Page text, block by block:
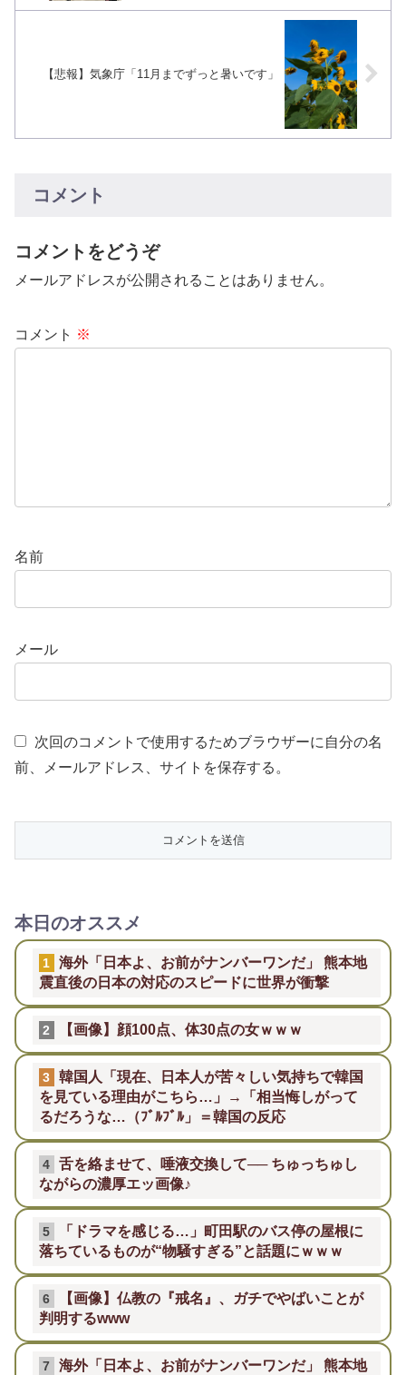
【悲報】気象庁「11月までずっと暑いです」
コメント
コメントをどうぞ
メールアドレスが公開されることはありません。
コメント ※
名前
メール
次回のコメントで使用するためブラウザーに自分の名
前、メールアドレス、サイトを保存する。
本日のオススメ
1
海外「日本よ、お前がナンバーワンだ」 熊本地
震直後の日本の対応のスピードに世界が衝撃
2 【画像】顔100点、体30点の女ｗｗｗ
3
韓国人「現在、日本人が苦々しい気持ちで韓国
を見ている理由がこちら…」→「相当悔しがって
るだろうな…（ﾌﾞﾙﾌﾞﾙ」＝韓国の反応
4
舌を絡ませて、唾液交換して── ちゅっちゅし
ながらの濃厚エッ画像♪
5
「ドラマを感じる…」町田駅のバス停の屋根に
落ちているものが“物騒すぎる”と話題にｗｗｗ
6
【画像】仏教の『戒名』、ガチでやばいことが
判明するwww
7
海外「日本よ、お前がナンバーワンだ」 熊本地